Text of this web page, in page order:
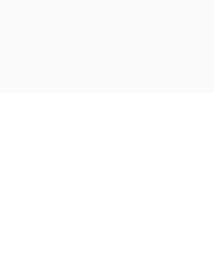
LONGUE BALLON
LONGUE BALLON
LONGUE BALLON
LONGUE BALLON